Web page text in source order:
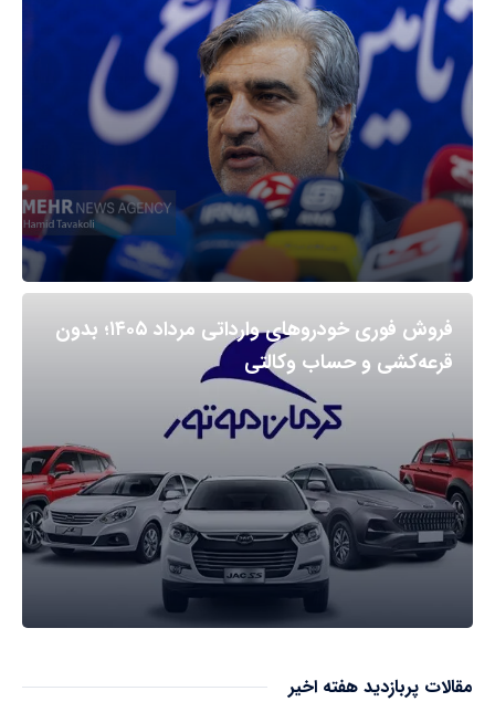
فروش فوری خودروهای وارداتی مرداد ۱۴۰۵؛ بدون
قرعه‌کشی و حساب وکالتی
مقالات پربازدید هفته اخیر